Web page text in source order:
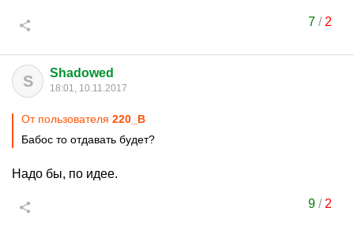
7/ 2
S Shadowed
18:01, 10.11.2017
От пользователя 220_В
Бабос то отдавать будет?
Надо бы, по идее.
9/ 2